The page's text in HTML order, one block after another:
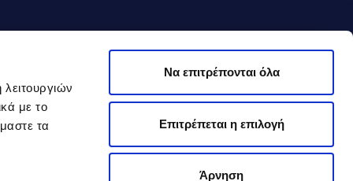
με το
τα
Να επιτρέπονται όλα
Επιτρέπεται η επιλογή
Άρνηση